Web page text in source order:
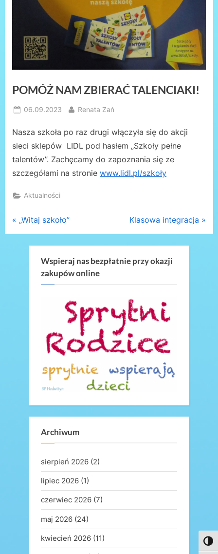
POMÓŻ NAM ZBIERAĆ TALENCIAKI!
Posted
06.09.2023 By
Renata Zań
Nasza szkoła po raz drugi włączyła się do akcji
sieci sklepów LIDL pod hasłem „Szkoły pełne
talentów”. Zachęcamy do zapoznania się ze
szczegółami na stronie www.lidl.pl/szkoły
Aktualności
Nawigacja
wpisu
P
r
„Witaj szkoło”
N
e
x
t
s
t
Klasowa integracja
Wspieraj nas bezpłatnie przy okazji
zakupów online
Archiwum
sierpień 2026 (2)
lipiec 2026 (1)
czerwiec 2026 (7)
maj 2026 (24)
kwiecień 2026 (11)